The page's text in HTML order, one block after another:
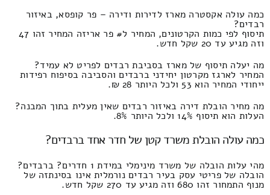
כמה עולה אקסטרה מארז לדירות ודירה – פר קופסא, באיזור
רבדים?
תיסוף לפי כמות הקרטונים, המחיר ל# פר אריזה המחיר זהו 47
וזה מגיע עד 20 שקל חדש.
מה יעלה תיסוף של מארז בסביבת רבדים לפריט לא עמיד?
המחיר לארגז מקרטון יחידני ברבדים והסביבה בסיפוח רפידות
ייחודי המחיר הוא 53 ולכל היותר 28 ₪.
מה מחיר הובלת דירה באיזור רבדים שאין מעלית בתוך המבנה?
העלות הוא תיסוף 14% ולכל היותר 8%.
כמה עולה הובלת משרד קטן של חדר אחד ברבדים?
מהי עלות הובלה של משרד מינימלי במידת 1 חדרים? ברבדים?
הובלה של פריטי עסק בעיר רבדים נורמלית אינו בסינתזה של
מנוף התמחור זהו 680 וזה מגיע עד 270 שקל חדש.